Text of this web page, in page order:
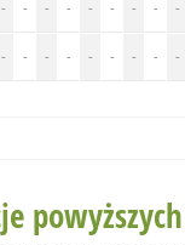
- - - - - - - - -
- - - - - - - - -